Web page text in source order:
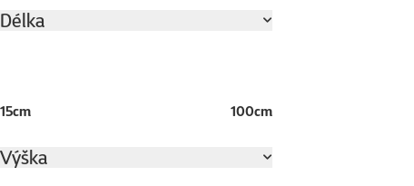
Délka
15cm 100cm
Výška